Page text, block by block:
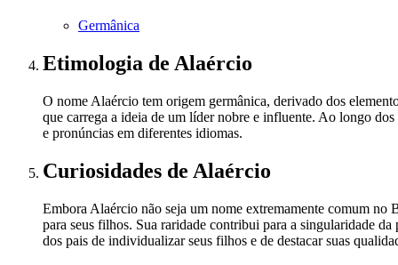
Germânica
Etimologia de Alaércio
O nome Alaércio tem origem germânica, derivado dos
que carrega a ideia de um líder nobre e influente. Ao longo
e pronúncias em diferentes idiomas.
Curiosidades de Alaércio
Embora Alaércio não seja um nome extremamente comum no
para seus filhos. Sua raridade contribui para a singularidade
dos pais de individualizar seus filhos e de destacar suas